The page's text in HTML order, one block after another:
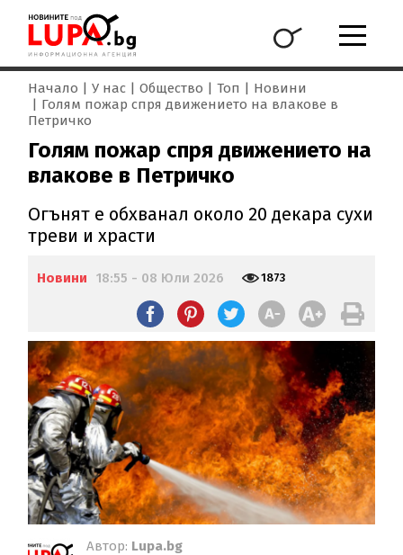
Начало У нас Общество Топ
Новини
Голям пожар спря движението на влакове в
Петричко
Голям пожар спря движението на
влакове в Петричко
Огънят е обхванал около 20 декара сухи
треви и храсти
Новини 18:55 - 08 Юли 2026 1873
Автор: Lupa.bg